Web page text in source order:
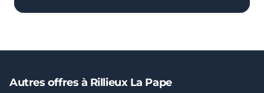
Autres offres à Rillieux La Pape